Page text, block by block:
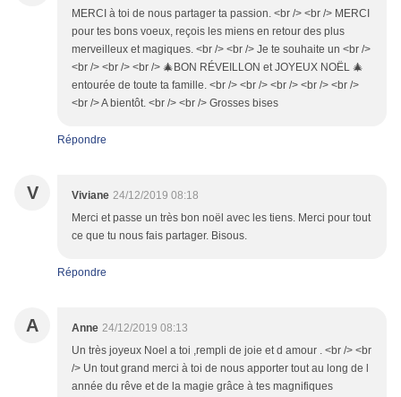
MERCI à toi de nous partager ta passion. <br /> <br /> MERCI
pour tes bons voeux, reçois les miens en retour des plus
merveilleux et magiques. <br /> <br /> Je te souhaite un <br />
<br /> <br /> <br /> 🎄BON RÉVEILLON et JOYEUX NOËL 🎄
entourée de toute ta famille. <br /> <br /> <br /> <br /> <br />
<br /> A bientôt. <br /> <br /> Grosses bises
Répondre
V Viviane 24/12/2019 08:18
Merci et passe un très bon noël avec les tiens. Merci pour tout
ce que tu nous fais partager. Bisous.
Répondre
A Anne 24/12/2019 08:13
Un très joyeux Noel a toi ,rempli de joie et d amour . <br /> <br
/> Un tout grand merci à toi de nous apporter tout au long de l
année du rêve et de la magie grâce à tes magnifiques